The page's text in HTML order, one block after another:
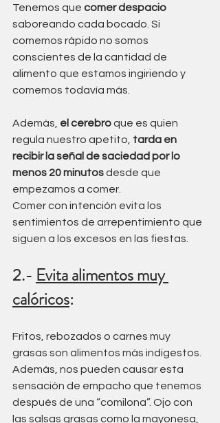
Tenemos que comer despacio
saboreando cada bocado. Si
comemos rápido no somos
conscientes de la cantidad de
alimento que estamos ingiriendo y
comemos todavía más.
Además, el cerebro que es quien
regula nuestro apetito, tarda en
recibir la señal de saciedad por lo
menos 20 minutos desde que
empezamos a comer.
Comer con intención evita los
sentimientos de arrepentimiento que
siguen a los excesos en las fiestas.
2.- Evita alimentos muy
calóricos:
Fritos, rebozados o carnes muy
grasas son alimentos más indigestos.
Además, nos pueden causar esta
sensación de empacho que tenemos
después de una “comilona”. Ojo con
las salsas grasas como la mayonesa,